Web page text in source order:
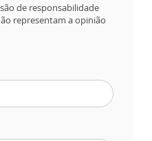
de responsabilidade
representam a opinião